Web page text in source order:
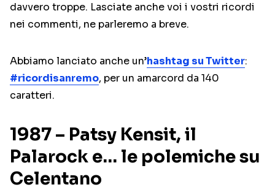
davvero troppe. Lasciate anche voi i vostri ricordi
nei commenti, ne parleremo a breve.
Abbiamo lanciato anche un’hashtag su Twitter:
#ricordisanremo, per un amarcord da 140
caratteri.
1987 – Patsy Kensit, il
Palarock e… le polemiche su
Celentano